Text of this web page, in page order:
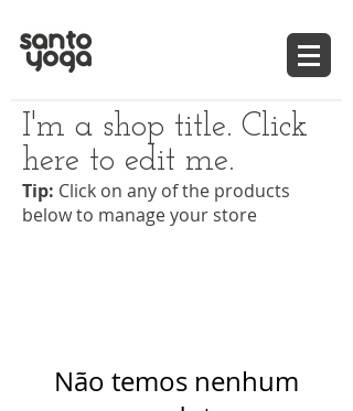
I'm a shop title. Click
here to edit me.
Tip: Click on any of the products
below to manage your store
Não temos nenhum